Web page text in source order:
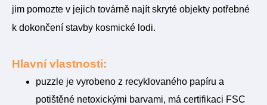
jim pomozte v jejich továrně najít skryté objekty potřebné
k dokončení stavby kosmické lodi.
Hlavní vlastnosti:
puzzle je vyrobeno z recyklovaného papíru a
potištěné netoxickými barvami, má certifikaci FSC